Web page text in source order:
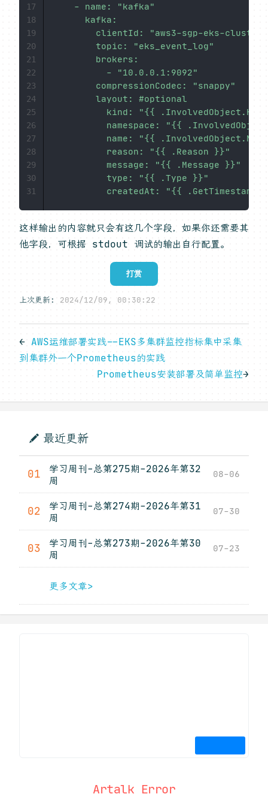
    - name: "kafka"
      kafka:
        clientId: "aws3-sgp-eks-cluster"
        topic: "eks_event_log"
        brokers:
          - "10.0.0.1:9092"
        compressionCodec: "snappy"
        layout: #optional
kind: "{{
namespace: "{{
name: "{{
          reason: "{{ .Reason }}"
          message: "{{ .Message }}"
          type: "{{ .Type }}"
createdAt: "{{
17
18
19
20
21
22
23
24
25
26
27
28
29
30
31
这样输出的内容就只会有这几个字段，如果你还需要其
他字段，可根据 stdout 调试的输出自行配置。
打赏
上次更新: 2024/12/09, 00:30:22
← AWS运维部署实践--EKS多集群监控指标集中采集
到集群外一个Prometheus的实践
Prometheus安装部署及简单监控→
最近更新
01
学习周刊-总第275期-2026年第32
周
08-06
02
学习周刊-总第274期-2026年第31
周
07-30
03
学习周刊-总第273期-2026年第30
周
07-23
更多文章>
Artalk Error